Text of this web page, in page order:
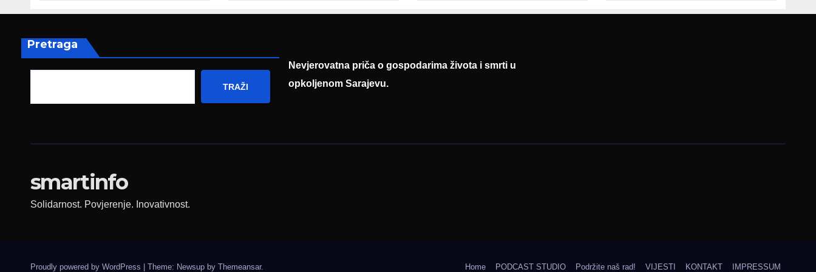
pripada svim
građanima
ambasadoru
Njemačke
poruku
prezentaciji
Federalnog sajma
Pretraga
TRAŽI
Nevjerovatna priča o gospodarima života i smrti u
opkoljenom Sarajevu.
smartinfo
Solidarnost. Povjerenje. Inovativnost.
Proudly powered by WordPress Theme: Newsup by Themeansar. Home PODCAST STUDIO Podržite naš rad! VIJESTI KONTAKT IMPRESSUM